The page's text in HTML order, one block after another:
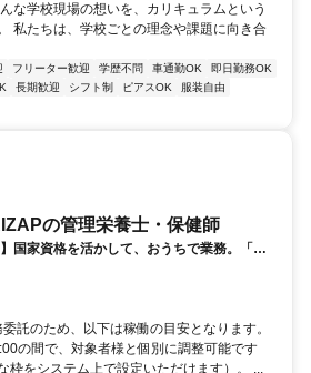
な学校現場の想いを、カリキュラムという
私たちは、学校ごとの理念や課題に向き合
フリーター歓迎 学歴不問 車通勤OK
即日勤務OK
長期歓迎 シフト制 ピアスOK
服装自由
の管理栄養士・保健師
国家資格を活かして、おうちで業務。「も
ワーカー活躍中！「平日の日中だけ」「夕
生活リズムに合わせた時間調整が可能で
から、頑張った分だけ手応えのある収入
安心の在宅ワークを始めませんか？
託のため、以下は稼働の目安となります。
の間で、対象者様と個別に調整可能です
枠をシステム上で設定いただけます）。 ...